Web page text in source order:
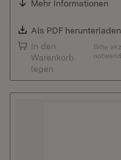
Mehr Informationen
Download:
Als PDF herunterladen
In den
Warenkorb
legen
Bitte